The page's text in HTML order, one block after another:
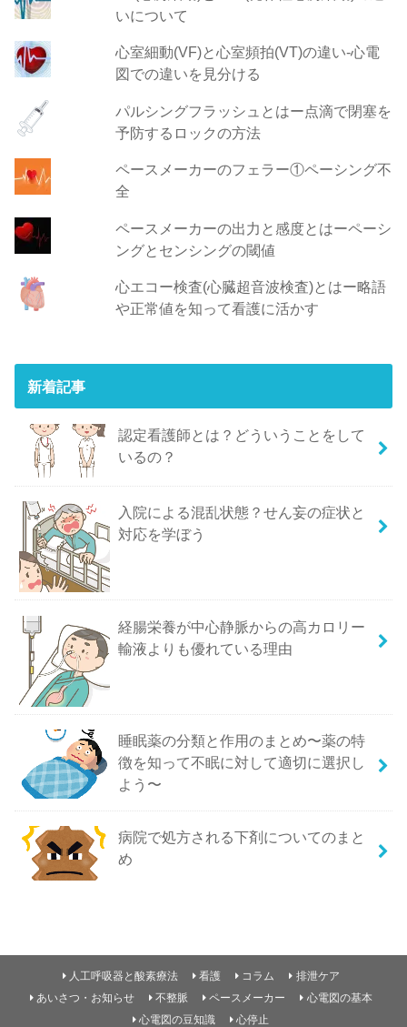
いについて
心室細動(VF)と心室頻拍(VT)の違い‐心電
図での違いを見分ける
パルシングフラッシュとはー点滴で閉塞を
予防するロックの方法
ペースメーカーのフェラー①ペーシング不
全
ペースメーカーの出力と感度とはーペーシ
ングとセンシングの閾値
心エコー検査(心臓超音波検査)とはー略語
や正常値を知って看護に活かす
新着記事
認定看護師とは？どういうことをして
いるの？
入院による混乱状態？せん妄の症状と
対応を学ぼう
経腸栄養が中心静脈からの高カロリー
輸液よりも優れている理由
睡眠薬の分類と作用のまとめ〜薬の特
徴を知って不眠に対して適切に選択し
よう〜
病院で処方される下剤についてのまと
め
人工呼吸器と酸素療法 看護 コラム
排泄ケア
あいさつ・お知らせ
不整脈 ペースメーカー
心電図の基本
心電図の豆知識
心停止